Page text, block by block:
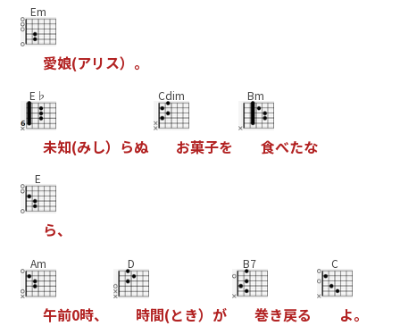
Em
愛娘(アリス） 。
E♭
未知(みし） らぬ
Cdim
お菓子を
Bm
食べたな
E
ら、
Am
午前0時、
D
時間(とき） が
B7
巻き戻る
C
よ。